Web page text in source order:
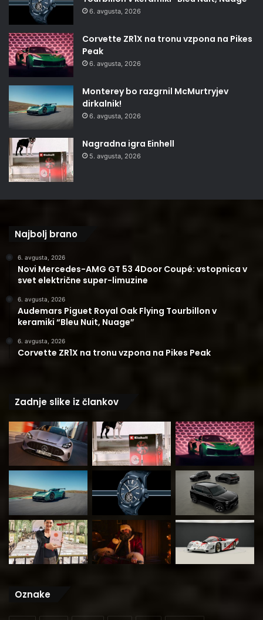
6. avgusta, 2026
Corvette ZR1X na tronu vzpona na Pikes
Peak
6. avgusta, 2026
Monterey bo razgrnil McMurtryjev
dirkalnik!
6. avgusta, 2026
Nagradna igra Einhell
5. avgusta, 2026
Najbolj brano
6. avgusta, 2026
Novi Mercedes-AMG GT 53 4Door Coupé: vstopnica v
svet električne super-limuzine
6. avgusta, 2026
Audemars Piguet Royal Oak Flying Tourbillon v
keramiki “Bleu Nuit, Nuage”
6. avgusta, 2026
Corvette ZR1X na tronu vzpona na Pikes Peak
Zadnje slike iz člankov
Oznake